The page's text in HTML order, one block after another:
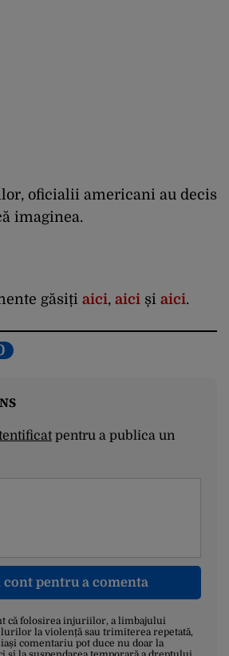
oficialii americani au decis
imaginea.
găsiți aici, aici și aici.
pentru a publica un
pentru a comenta
că folosirea injuriilor, a limbajului
la violență sau trimiterea repetată,
comentariu pot duce nu doar la